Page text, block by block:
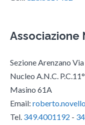
Associazione
Sezione Arenzano
Nucleo A.N.C.
Masino 61A
Email:
Tel. 349.4001192 -